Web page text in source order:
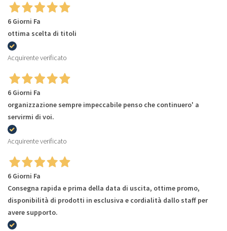
6 Giorni Fa
ottima scelta di titoli
Acquirente verificato
6 Giorni Fa
organizzazione sempre impeccabile penso che continuero' a
servirmi di voi.
Acquirente verificato
6 Giorni Fa
Consegna rapida e prima della data di uscita, ottime promo,
disponibilità di prodotti in esclusiva e cordialità dallo staff per
avere supporto.